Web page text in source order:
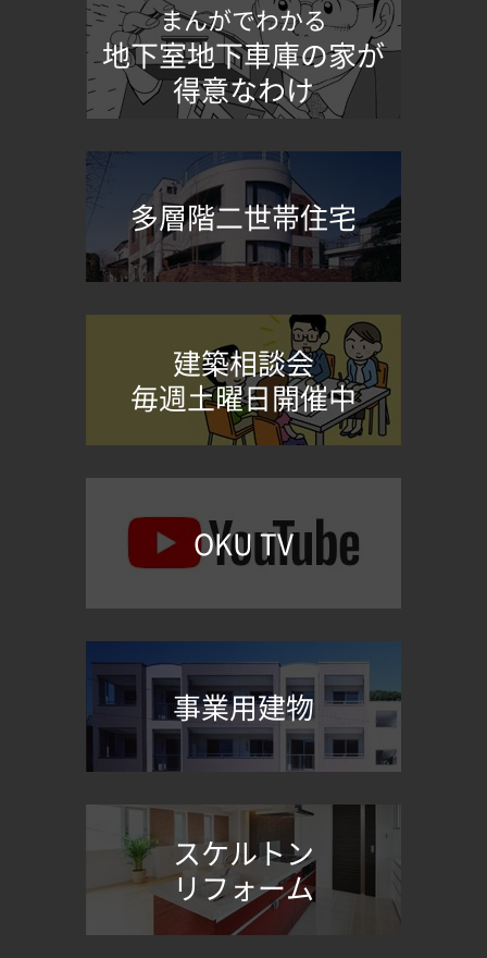
まんがでわかる
地下室地下車庫の家が
得意なわけ
多層階二世帯住宅
建築相談会
毎週土曜日開催中
OKU TV
事業用建物
スケルトン
リフォーム